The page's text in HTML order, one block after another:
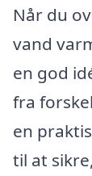
Når du
vand
en god
fra
en
til at